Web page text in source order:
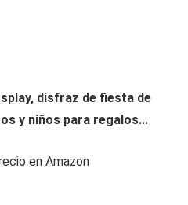
disfraz de fiesta de
y niños para regalos...
en Amazon